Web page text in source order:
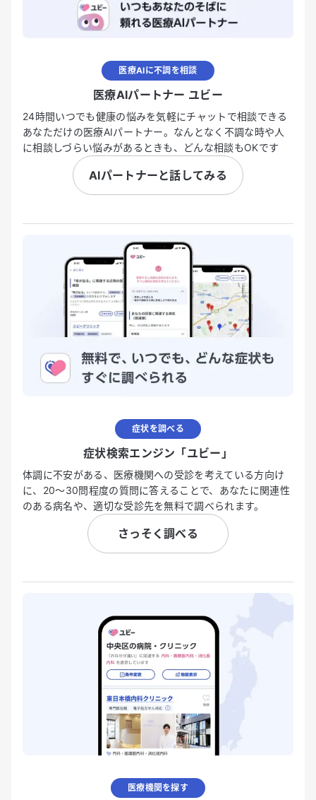
医療AIに不調を相談
医療AIパートナー ユビー
24時間いつでも健康の悩みを気軽にチャットで相談できる
あなただけの医療AIパートナー。なんとなく不調な時や人
に相談しづらい悩みがあるときも、どんな相談もOKです
AIパートナーと話してみる
症状を調べる
症状検索エンジン「ユビー」
体調に不安がある、医療機関への受診を考えている方向け
に、20〜30問程度の質問に答えることで、あなたに関連性
のある病名や、適切な受診先を無料で調べられます。
さっそく調べる
医療機関を探す